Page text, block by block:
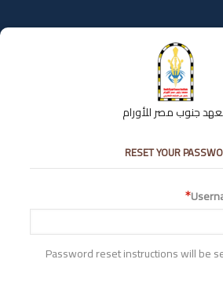
جنوب مصر للأورام
RESET YOUR
Password reset instructions will be